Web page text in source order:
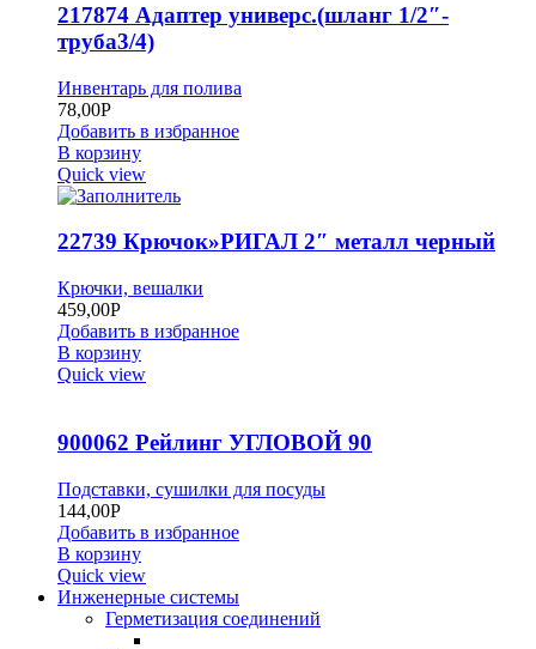
217874 Адаптер универс.(шланг 1/2″-
труба3/4)
Инвентарь для полива
78,00Р
Добавить в избранное
В корзину
Quick view
22739 Крючок»РИГАЛ 2″ металл черный
Крючки, вешалки
459,00Р
Добавить в избранное
В корзину
Quick view
900062 Рейлинг УГЛОВОЙ 90
Подставки, сушилки для посуды
144,00Р
Добавить в избранное
В корзину
Quick view
Инженерные системы
Герметизация соединений